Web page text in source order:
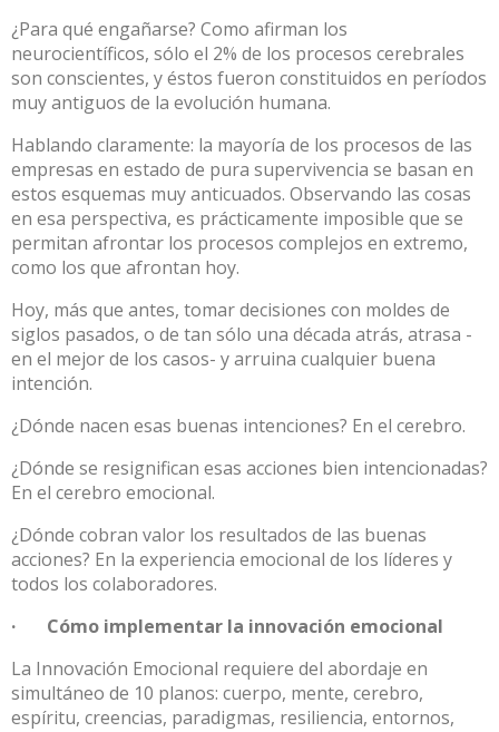
¿Para qué engañarse? Como afirman los
neurocientíficos, sólo el 2% de los procesos cerebrales
son conscientes, y éstos fueron constituidos en períodos
muy antiguos de la evolución humana.
Hablando claramente: la mayoría de los procesos de las
empresas en estado de pura supervivencia se basan en
estos esquemas muy anticuados. Observando las cosas
en esa perspectiva, es prácticamente imposible que se
permitan afrontar los procesos complejos en extremo,
como los que afrontan hoy.
Hoy, más que antes, tomar decisiones con moldes de
siglos pasados, o de tan sólo una década atrás, atrasa -
en el mejor de los casos- y arruina cualquier buena
intención.
¿Dónde nacen esas buenas intenciones? En el cerebro.
¿Dónde se resignifican esas acciones bien intencionadas?
En el cerebro emocional.
¿Dónde cobran valor los resultados de las buenas
acciones? En la experiencia emocional de los líderes y
todos los colaboradores.
· Cómo implementar la innovación emocional
La Innovación Emocional requiere del abordaje en
simultáneo de 10 planos: cuerpo, mente, cerebro,
espíritu, creencias, paradigmas, resiliencia, entornos,